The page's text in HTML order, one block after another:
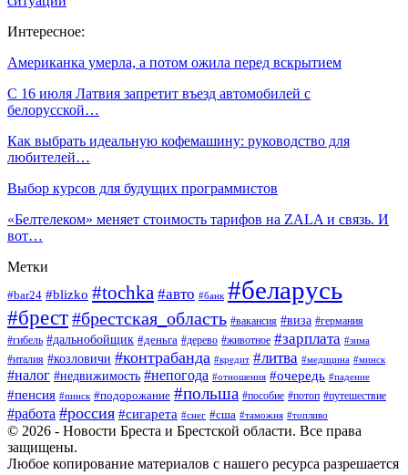
Интересное:
Американка умерла, а потом ожила перед вскрытием
С 16 июля Латвия запретит въезд автомобилей с
белорусской…
Как выбрать идеальную кофемашину: руководство для
любителей…
Выбор курсов для будущих программистов
«Белтелеком» меняет стоимость тарифов на ZALA и связь. И
вот…
Метки
#bar24 #blizko #tochka #авто #банк #беларусь
#брест#брестская_область #вакансия #виза #германия
#гибель #дальнобойщик #деньга #дерево #животное #зарплата #зима
#италия #козловичи #контрабанда #кредит #литва #медицина #минск
#налог #недвижимость #непогода #отношения #очередь #падение
#пенсия #пинск #подорожание #польша #пособие #потоп #путешествие
#работа #россия #сигарета #снег #сша #таможня #топливо
© 2026 - Новости Бреста и Брестской области. Все права
защищены.
Любое копирование материалов с нашего ресурса разрешается